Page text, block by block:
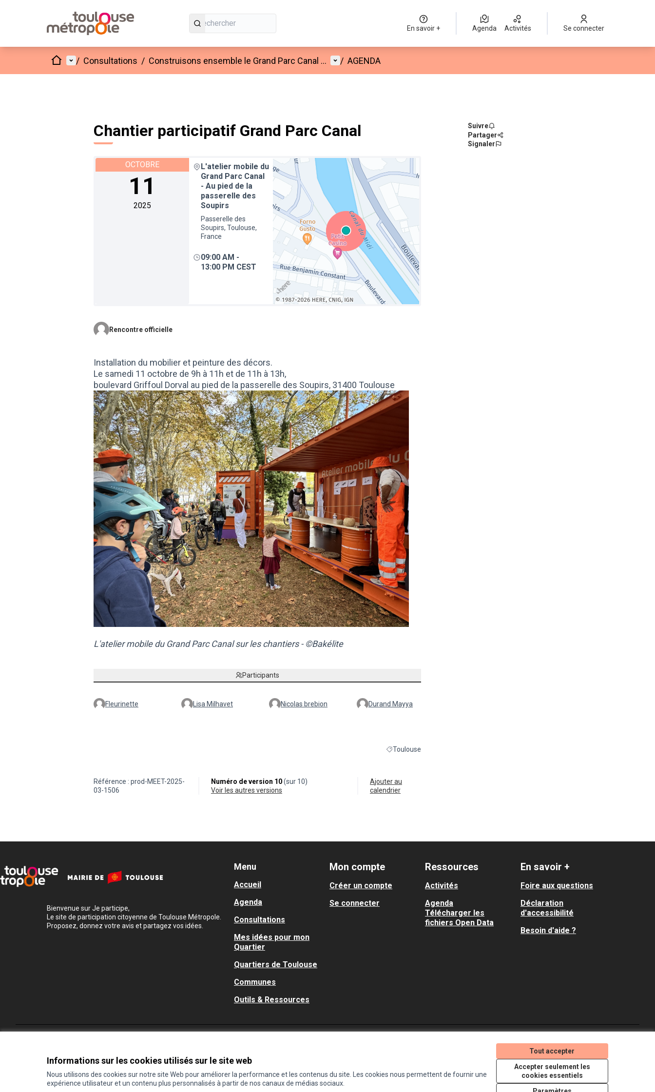
Informations sur les cookies utilisés sur le site web
Nous utilisons des cookies sur notre site Web pour améliorer la performance et les contenus du site. Les cookies nous permettent de fournir une
expérience utilisateur et un contenu plus personnalisés à partir de nos canaux de médias sociaux.
Tout accepter
Accepter seulement les
cookies essentiels
En savoir + Agenda Activités Se connecter
AccueilMenu principal
/ Consultations / Construisons ensemble le Grand Parc Canal ... Menu utilisateur
/ AGENDA
Chantier participatif Grand Parc Canal
OCTOBRE
11
2025
L'atelier mobile du
Grand Parc Canal
- Au pied de la
passerelle des
Soupirs
Passerelle des
Soupirs, Toulouse,
France
09:00 AM -
13:00 PM CEST
Rencontre officielle
Installation du mobilier et peinture des décors.
Le samedi 11 octobre de 9h à 11h et de 11h à 13h,
boulevard Griffoul Dorval au pied de la passerelle des Soupirs, 31400 Toulouse
L'atelier mobile du Grand Parc Canal sur les chantiers - ©Bakélite
Participants
Fleurinette Lisa Milhavet Nicolas brebion Durand Mayya
Filtrer les résultats pour le secteur : Toulouse
Toulouse
Suivre
Partager
Signaler
Référence : prod-MEET-2025-
03-1506
Numéro de version 10(sur 10)
voir les autres versions
Ajouter au
calendrier
Bienvenue sur Je participe,
Le site de participation citoyenne de Toulouse Métropole.
Proposez, donnez votre avis et partagez vos idées.
Menu
Accueil
Agenda
Consultations
Mes idées pour mon
Quartier
Quartiers de Toulouse
Communes
Outils & Ressources
Mon compte
Créer un compte
Se connecter
Ressources
Activités
Agenda
Télécharger les
fichiers Open Data
En savoir +
Foire aux questions
Déclaration
d'accessibilité
Besoin d'aide ?
(Lien externe)
(Lien externe)
(Lien externe)
Licence Creative
(Lien externe)